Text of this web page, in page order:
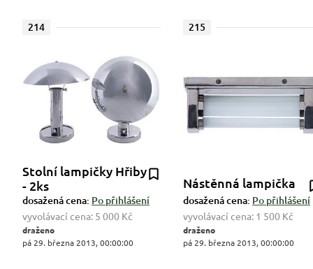
214
Stolní lampičky Hřiby
- 2ks
dosažená cena: Po přihlášení
vyvolávací cena: 5 000 Kč
draženo
pá 29. března 2013, 00:00:00
215
Nástěnná lampička
dosažená cena: Po přihlášení
vyvolávací cena: 1 500 Kč
draženo
pá 29. března 2013, 00:00:00